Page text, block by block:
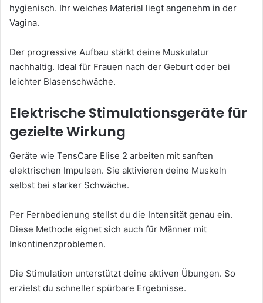
hygienisch. Ihr weiches Material liegt angenehm in der
Vagina.
Der progressive Aufbau stärkt deine Muskulatur
nachhaltig. Ideal für Frauen nach der Geburt oder bei
leichter Blasenschwäche.
Elektrische Stimulationsgeräte für
gezielte Wirkung
Geräte wie TensCare Elise 2 arbeiten mit sanften
elektrischen Impulsen. Sie aktivieren deine Muskeln
selbst bei starker Schwäche.
Per Fernbedienung stellst du die Intensität genau ein.
Diese Methode eignet sich auch für Männer mit
Inkontinenzproblemen.
Die Stimulation unterstützt deine aktiven Übungen. So
erzielst du schneller spürbare Ergebnisse.